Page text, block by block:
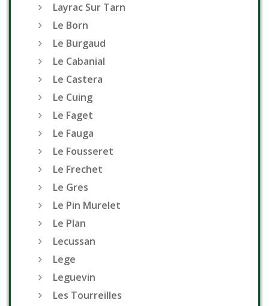
Layrac Sur Tarn
Le Born
Le Burgaud
Le Cabanial
Le Castera
Le Cuing
Le Faget
Le Fauga
Le Fousseret
Le Frechet
Le Gres
Le Pin Murelet
Le Plan
Lecussan
Lege
Leguevin
Les Tourreilles